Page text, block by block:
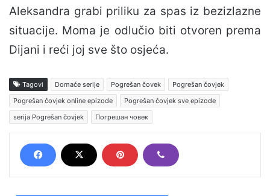
Aleksandra grabi priliku za spas iz bezizlazne
situacije. Moma je odlučio biti otvoren prema
Dijani i reći joj sve što osjeća.
Tagovi Domaće serije Pogrešan čovek
Pogrešan čovjek
Pogrešan čovjek online epizode
Pogrešan čovjek sve epizode
serija Pogrešan čovjek
Погрешан човек